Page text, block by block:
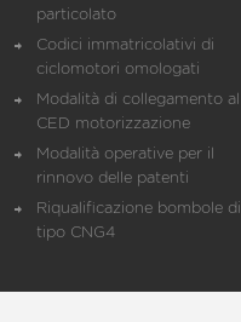
particolato
Codici immatricolativi di
ciclomotori omologati
Modalità di collegamento al
CED motorizzazione
Modalità operative per il
rinnovo delle patenti
Riqualificazione bombole di
tipo CNG4